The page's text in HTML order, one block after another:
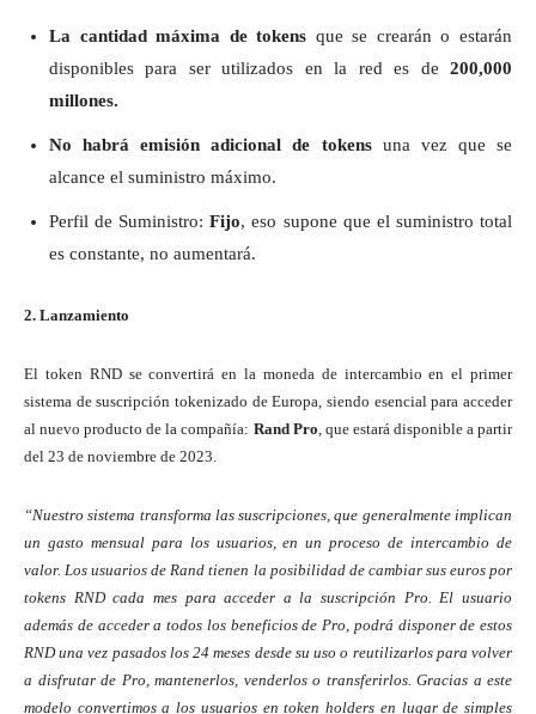
La cantidad máxima de tokens que se crearán o estarán
disponibles para ser utilizados en la red es de 200,000
millones.
No habrá emisión adicional de tokens una vez que se
alcance el suministro máximo.
Perfil de Suministro:Fijo, eso supone que el suministro total
es constante, no aumentará.
2. Lanzamiento
El token RND se convertirá en la moneda de intercambio en el primer
sistema de suscripción tokenizado de Europa, siendo esencial para acceder
al nuevo producto de la compañía: Rand Pro, que estará disponible a partir
del 23 de noviembre de 2023.
“Nuestro sistema transforma las suscripciones, que generalmente implican
un gasto mensual para los usuarios, en un proceso de intercambio de
valor. Los usuarios de Rand tienen la posibilidad de cambiar sus euros por
tokens RND cada mes para acceder a la suscripción Pro. El usuario
además de acceder a todos los beneficios de Pro, podrá disponer de estos
RND una vez pasados los 24 meses desde su uso o reutilizarlos para volver
a disfrutar de Pro, mantenerlos, venderlos o transferirlos. Gracias a este
modelo convertimos a los usuarios en token holders en lugar de simples